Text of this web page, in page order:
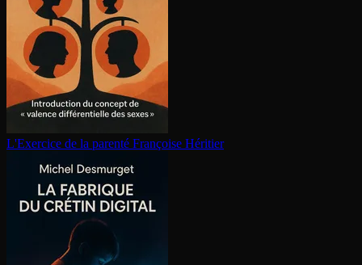
L'Exercice de la parenté Françoise Héritier